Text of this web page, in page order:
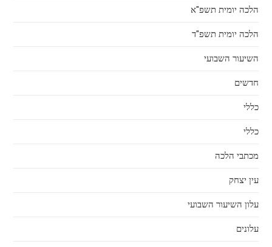
הלכה יומית תשפ"א
הלכה יומית תשפ"ד
השיעור השבועי
חדשים
כללי
כללי
מכתבי הלכה
עין יצחק
עלון השיעור השבועי
עלונים